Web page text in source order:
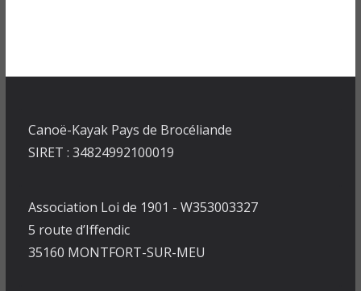
Canoë-Kayak Pays de Brocéliande
SIRET : 34824992100019
Association Loi de 1901 - W353003327
5 route d’Iffendic
35160 MONTFORT-SUR-MEU